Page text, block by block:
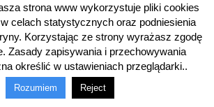
strona www wykorzystuje pliki cookies
celach statystycznych oraz podniesienia
Korzystając ze strony wyrażasz zgodę
Zasady zapisywania i przechowywania
określić w ustawieniach przeglądarki..
Rozumiem Reject